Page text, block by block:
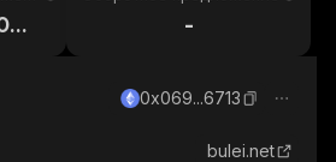
-
0x069...6713
bulei.net